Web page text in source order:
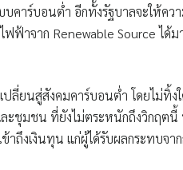
บคาร์บอนต่ำ อีกทั้งรัฐบาลจะให้ค
ฟ้าจาก Renewable Source ได้
ลี่ยนสู่สังคมคาร์บอนต่ำ โดยไม่ทิ้ง
และชุมชน ที่ยังไม่ตระหนักถึงวิกฤ
ข้าถึงเงินทุน แก่ผู้ได้รับผลกระทบ